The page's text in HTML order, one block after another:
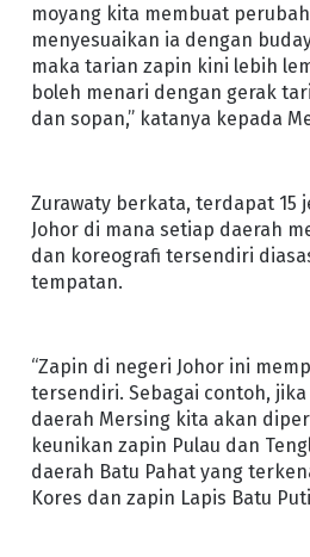
moyang kita membuat
menyesuaikan ia dengan
maka tarian zapin kini lebih
boleh menari dengan gerak
dan sopan,” katanya kepada
Zurawaty berkata, terdapat 15
Johor di mana setiap daerah
dan koreografi tersendiri
tempatan.
“Zapin di negeri Johor ini
tersendiri. Sebagai contoh,
daerah Mersing kita akan
keunikan zapin Pulau dan
daerah Batu Pahat yang
Kores dan zapin Lapis Batu